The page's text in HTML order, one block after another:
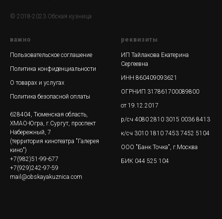
© 2018-2023 Обская кузница
важно
Пользовательское соглашение
Политика конфиденциальности
О товарах и услугах
Политика безопасной оплаты
628404, Тюменская область,
ХМАО-Югра, г.Сургут, проспект
Набережный, 7
(территория кинотеатра "Галерея
кино")
+7(982)51-99-677
+7(929)242-97-59
mail@obskayakuznica.com
реквизиты
ИП Тайлакова Екатерина
Сергеевна
ИНН 860409093621
ОГРНИП 317861700089800
от 19.12.2017
р/сч 4080 2810 3015 0036 8413
к/сч 3010 1810 7453 7452 5104
ООО "Банк Точка", г.Москва
БИК 044 525 104